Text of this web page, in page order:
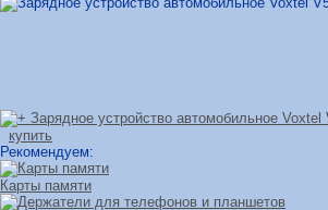
купить
Рекомендуем:
Карты памяти